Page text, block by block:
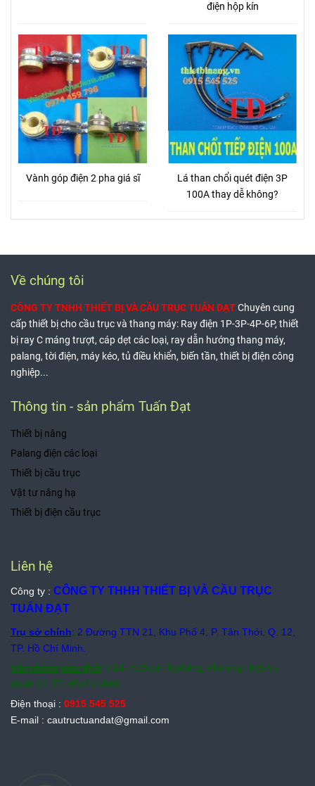
điện hộp kín
Vành góp điện 2 pha giá sĩ
Lá than chổi quét điện 3P
100A thay dễ không?
Về chúng tôi
CÔNG TY TNHH THIẾT BỊ VÀ CẦU TRỤC TUẤN ĐẠTChuyên cung
cấp thiết bị cho cầu trục và thang máy: Ray điện 1P-3P-4P-6P, thiết
bị ray C máng trượt, cáp dẹt các loại, ray dẫn hướng thang máy,
palang, tời điện, máy kéo, tủ điều khiển, biến tần, thiết bị điện công
nghiệp...
Thông tin - sản phẩm Tuấn Đạt
Thiết bị nâng
Palang điện các loại
Thiết bị cầu trục
Vật tư nâng hạ
Thiết bị điện cầu trục
Liên hệ
Công ty : CÔNG TY THHH THIẾT BỊ VÀ CẦU TRỤC
TUẤN ĐẠT
Trụ sở chính: 2 Đường TTN 21, Khu Phố 4, P. Tân Thới, Q. 12,
TP. Hồ Chí Minh.
Văn phòng giao dịch: A34 - A35 Lê Thị Riêng, Phường Thới An,
Quận 12, TP. Hồ Chí Minh.
Điện thoại : 0915 545 525
E-mail : cautructuandat@gmail.com